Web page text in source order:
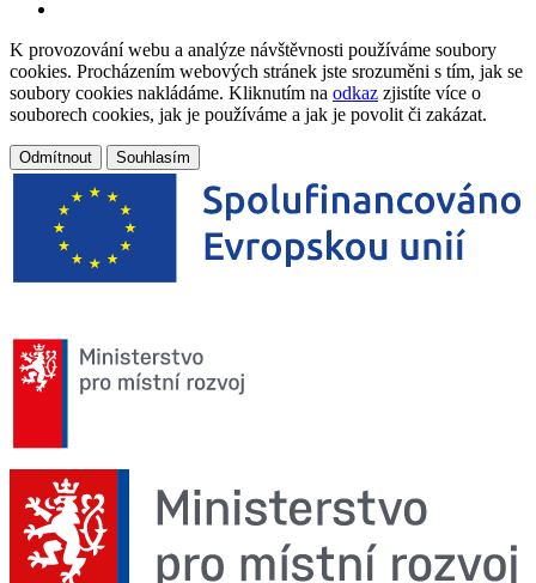
K provozování webu a analýze návštěvnosti používáme soubory
cookies. Procházením webových stránek jste srozuměni s tím, jak se
soubory cookies nakládáme. Kliknutím na odkaz zjistíte více o
souborech cookies, jak je používáme a jak je povolit či zakázat.
Odmítnout Souhlasím